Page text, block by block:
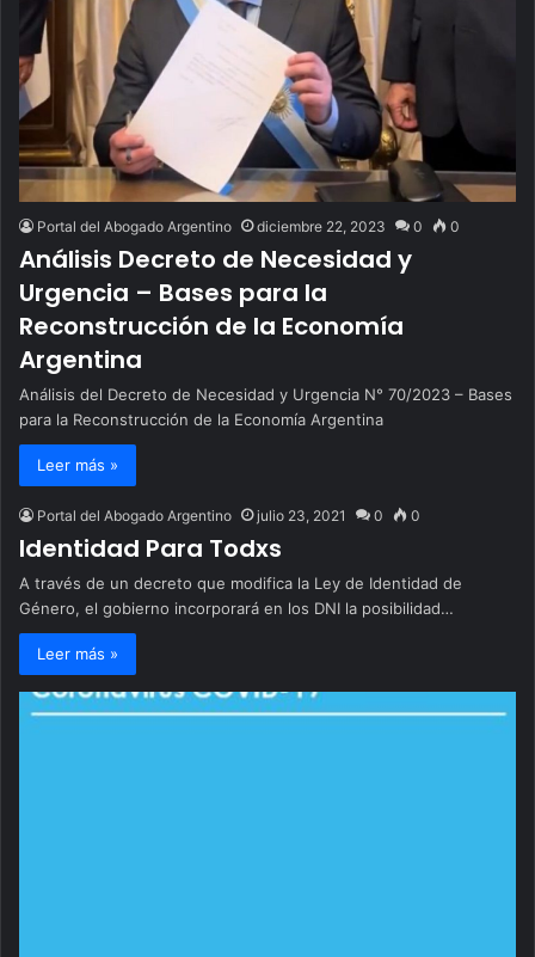
Portal del Abogado Argentino diciembre 22, 2023 0 0
Análisis Decreto de Necesidad y
Urgencia – Bases para la
Reconstrucción de la Economía
Argentina
Análisis del Decreto de Necesidad y Urgencia N° 70/2023 – Bases
para la Reconstrucción de la Economía Argentina
Leer más »
Portal del Abogado Argentino julio 23, 2021 0 0
Identidad Para Todxs
A través de un decreto que modifica la Ley de Identidad de
Género, el gobierno incorporará en los DNI la posibilidad…
Leer más »